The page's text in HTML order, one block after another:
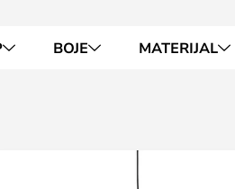
BOJE MATERIJAL